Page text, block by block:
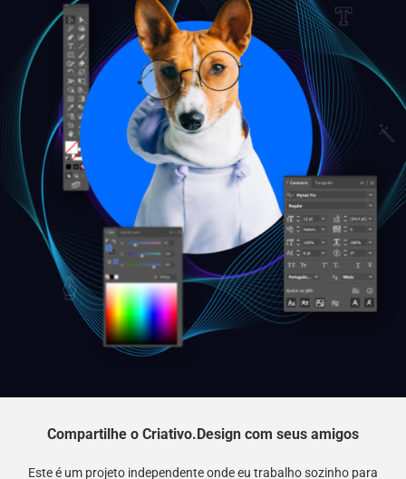
Compartilhe o Criativo.Design com seus amigos
Este é um projeto independente onde eu trabalho sozinho para